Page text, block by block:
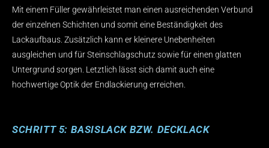
Mit einem Füller gewährleistet man einen ausreichenden Verbund
der einzelnen Schichten und somit eine Beständigkeit des
Lackaufbaus. Zusätzlich kann er kleinere Unebenheiten
ausgleichen und für Steinschlagschutz sowie für einen glatten
Untergrund sorgen. Letztlich lässt sich damit auch eine
hochwertige Optik der Endlackierung erreichen.
SCHRITT 5: BASISLACK BZW. DECKLACK